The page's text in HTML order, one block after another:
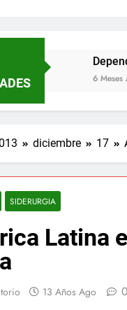
Dependencia
diciembre 17
SIDERURGIA
Latina
13 Años Ago 0